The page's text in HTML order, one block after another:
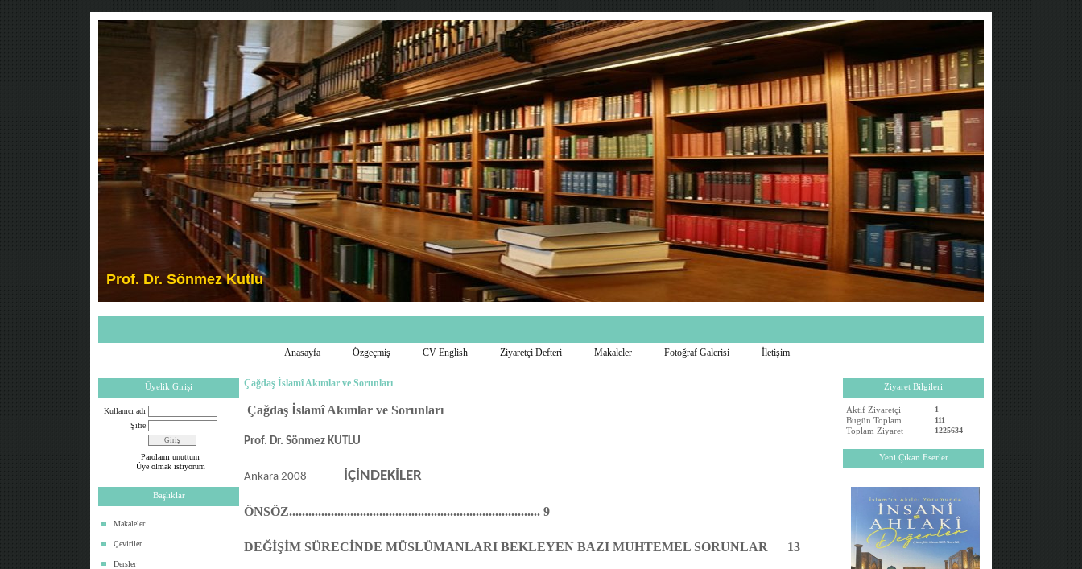
Anasayfa Özgeçmiş CV English Ziyaretçi Defteri Makaleler Fotoğraf Galerisi İletişim
Üyelik Girişi
Kullanıcı adı
Şifre
Parolamı unuttum
Üye olmak istiyorum
Başlıklar
Makaleler
Çeviriler
Dersler
Çağdaş İslamî Akımlar ve Sorunları
Çağdaş İslamî Akımlar ve Sorunları
Prof. Dr. Sönmez KUTLU
Ankara 2008 İÇİNDEKİLER
ÖNSÖZ.............................................................................. 9
DEĞİŞİM SÜRECİNDE MÜSLÜMANLARI BEKLEYEN BAZI MUHTEMEL SORUNLAR 13
Ziyaret Bilgileri
Aktif Ziyaretçi 1
Bugün Toplam 111
Toplam Ziyaret 1225634
Yeni Çıkan Eserler